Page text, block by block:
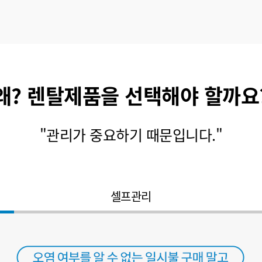
? 렌탈제품을 선택해야 할까
"관리가 중요하기 때문입니다."
셀프관리